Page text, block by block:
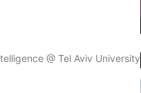
@ Tel Aviv University